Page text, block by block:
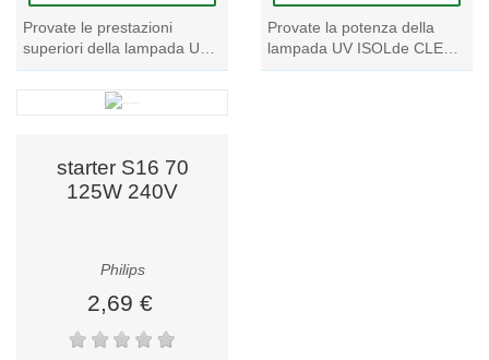
Provate le prestazioni
superiori della lampada UV
ISOLde CLEO F24 T12 R
40w G13 600mm,
un'aggiunta unica ai vostri...
Provate la potenza della
lampada UV ISOLde CLEO
Professional F59 T12 R 80w
starter S16 70
125W 240V
Philips
2,69 €